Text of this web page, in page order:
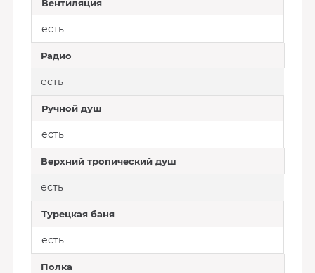
Вентиляция
есть
Радио
есть
Ручной душ
есть
Верхний тропический душ
есть
Турецкая баня
есть
Полка